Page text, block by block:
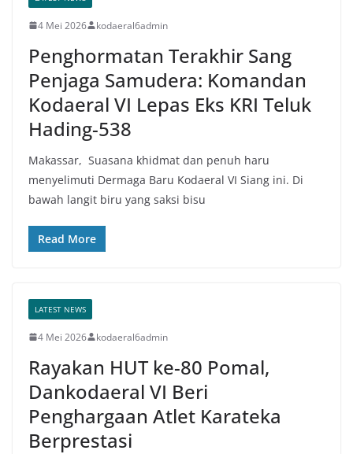
4 Mei 2026 kodaeral6admin
Penghormatan Terakhir Sang
Penjaga Samudera: Komandan
Kodaeral VI Lepas Eks KRI Teluk
Hading-538
Makassar, Suasana khidmat dan penuh haru
menyelimuti Dermaga Baru Kodaeral VI Siang ini. Di
bawah langit biru yang saksi bisu
Read More
LATEST NEWS
4 Mei 2026 kodaeral6admin
Rayakan HUT ke-80 Pomal,
Dankodaeral VI Beri
Penghargaan Atlet Karateka
Berprestasi